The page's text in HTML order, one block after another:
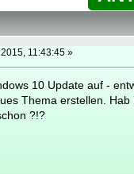
11:43:45 »
10 Update auf -
Thema erstellen. Hab
?!?